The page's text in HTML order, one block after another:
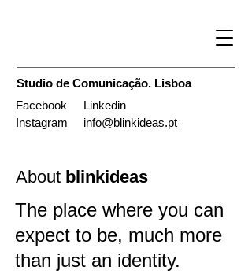
Facebook
Instagram
Linkedin
info@blinkideas.pt
Studio de Comunicação. Lisboa
About blinkideas
The place where you can
expect to be, much more
than just an identity.